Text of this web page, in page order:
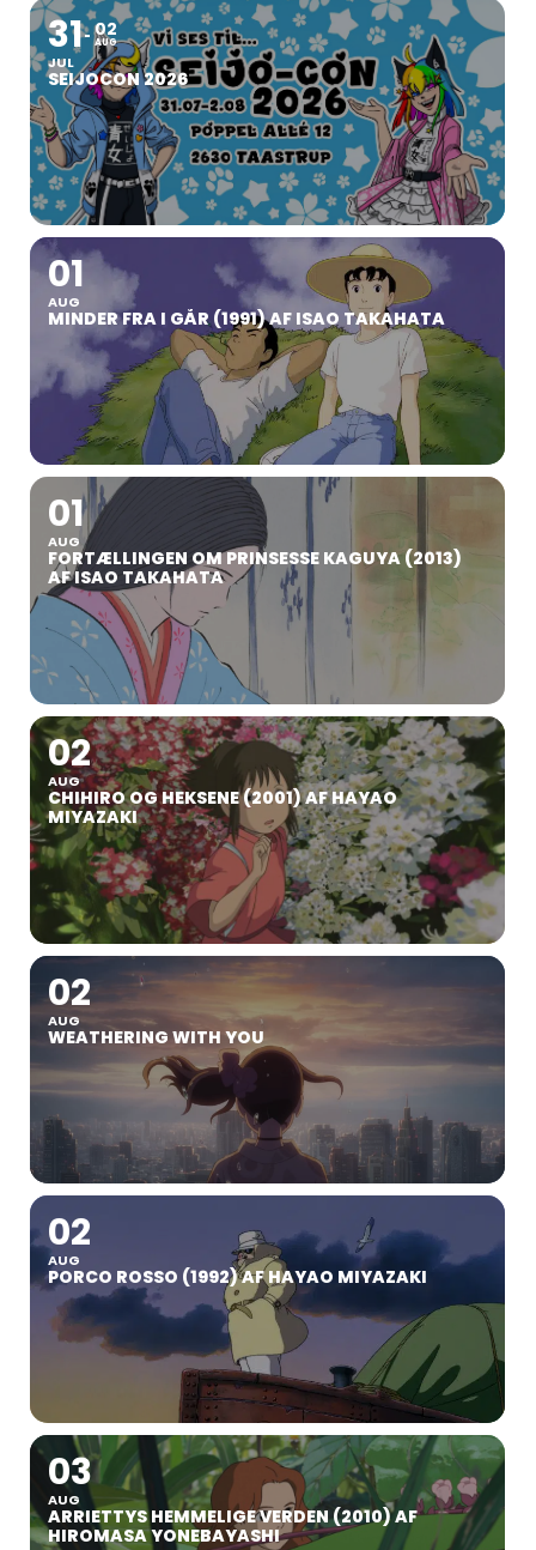
31
JUL
02
AUG
SEIJOCON 2026
01
AUG
MINDER FRA I GÅR (1991) AF ISAO TAKAHATA
01
AUG
FORTÆLLINGEN OM PRINSESSE KAGUYA (2013)
AF ISAO TAKAHATA
02
AUG
CHIHIRO OG HEKSENE (2001) AF HAYAO
MIYAZAKI
02
AUG
WEATHERING WITH YOU
02
AUG
PORCO ROSSO (1992) AF HAYAO MIYAZAKI
03
AUG
ARRIETTYS HEMMELIGE VERDEN (2010) AF
HIROMASA YONEBAYASHI